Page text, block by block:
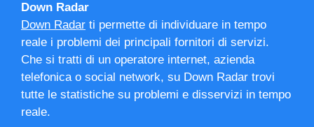
Down Radar
Down Radar ti permette di individuare in tempo
reale i problemi dei principali fornitori di servizi.
Che si tratti di un operatore internet, azienda
telefonica o social network, su Down Radar trovi
tutte le statistiche su problemi e disservizi in tempo
reale.